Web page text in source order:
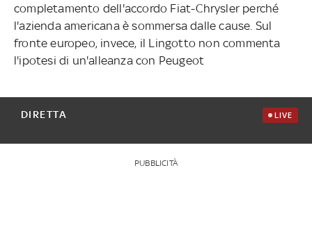
completamento dell'accordo Fiat-Chrysler perché
l'azienda americana è sommersa dalle cause. Sul
fronte europeo, invece, il Lingotto non commenta
l'ipotesi di un'alleanza con Peugeot
DIRETTA LIVE
PUBBLICITÀ